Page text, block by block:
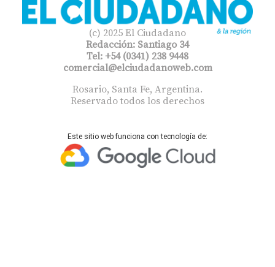
(c) 2025 El Ciudadano
Redacción: Santiago 34
Tel: +54 (0341) 238 9448
comercial@elciudadanoweb.com​
Rosario, Santa Fe, Argentina.
Reservado todos los derechos
Este sitio web funciona con tecnología de: